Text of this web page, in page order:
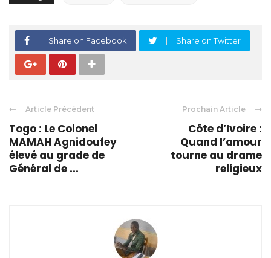
Share on Facebook Share on Twitter
Article Précédent
Togo : Le Colonel
MAMAH Agnidoufey
élevé au grade de
Général de ...
Prochain Article
Côte d’Ivoire :
Quand l’amour
tourne au drame
religieux